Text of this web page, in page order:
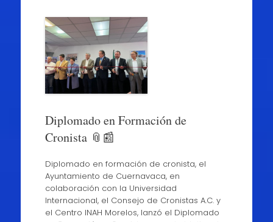
Diplomado en Formación de
Cronista 📎📰
Diplomado en formación de cronista, el
Ayuntamiento de Cuernavaca, en
colaboración con la Universidad
Internacional, el Consejo de Cronistas A.C. y
el Centro INAH Morelos, lanzó el Diplomado